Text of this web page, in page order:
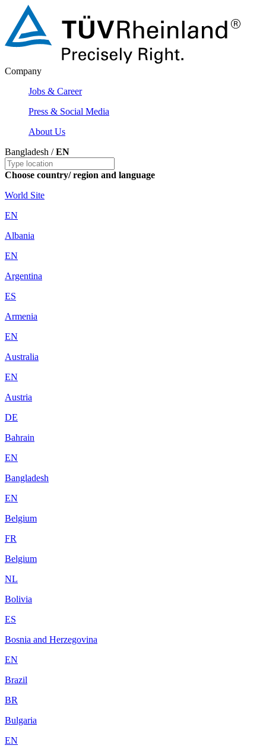
Company
Jobs & Career
Press & Social Media
About Us
Bangladesh /EN
Choose country/ region and language
World Site
EN
Albania
EN
Argentina
ES
Armenia
EN
Australia
EN
Austria
DE
Bahrain
EN
Bangladesh
EN
Belgium
FR
Belgium
NL
Bolivia
ES
Bosnia and Herzegovina
EN
Brazil
BR
Bulgaria
EN